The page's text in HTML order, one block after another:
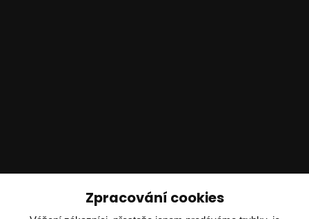
Ing. Adam Dvořák
Zpracování cookies